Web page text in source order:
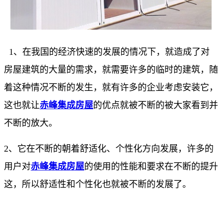
1、在我国的经济快速的发展的情况下，就造成了对
房屋建筑的大量的需求，就需要许多的临时的建筑，随
着这种情况不断的发生，就有许多的企业考虑安装它，
这也就让赤峰集成房屋的优点就被不断的被大家看到并
不断的放大。
2、它在不断的朝着舒适化、个性化方向发展，许多的
用户对赤峰集成房屋的使用的性能和要求在不断的提升
这，所以舒适性和个性化也就被不断的发展了。